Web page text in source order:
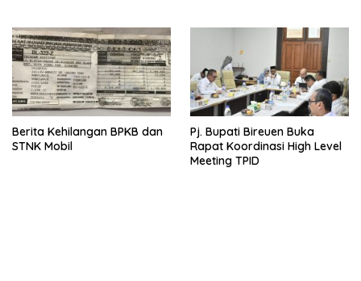
Berita Kehilangan BPKB dan
STNK Mobil
Pj. Bupati Bireuen Buka
Rapat Koordinasi High Level
Meeting TPID